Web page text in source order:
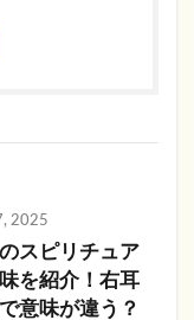
2025
スピリチュア
を紹介！右耳
意味が違う？